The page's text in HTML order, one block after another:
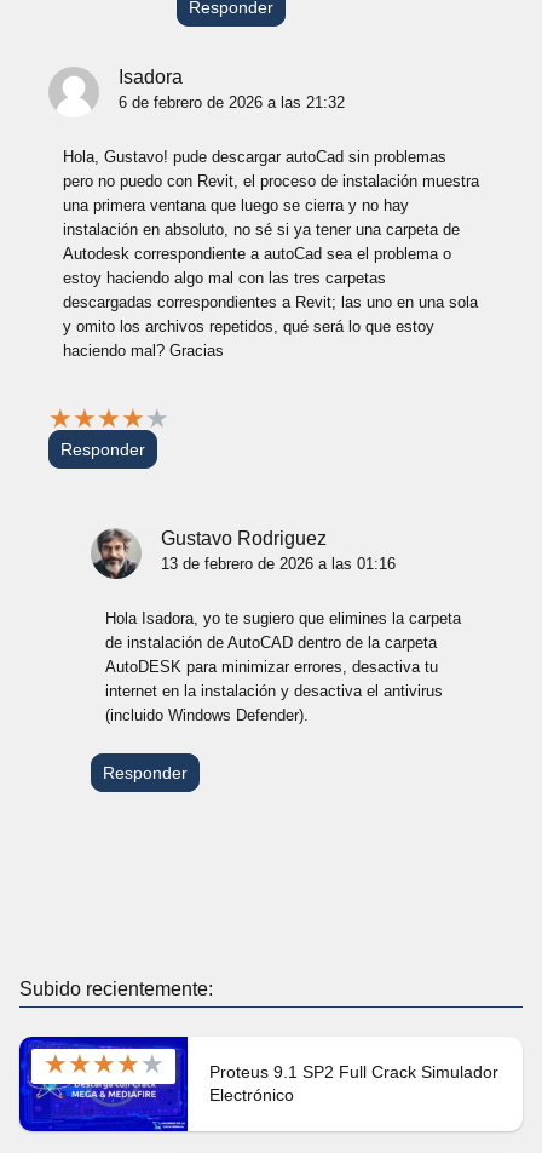
Responder
Isadora
6 de febrero de 2026 a las 21:32
Hola, Gustavo! pude descargar autoCad sin problemas
pero no puedo con Revit, el proceso de instalación muestra
una primera ventana que luego se cierra y no hay
instalación en absoluto, no sé si ya tener una carpeta de
Autodesk correspondiente a autoCad sea el problema o
estoy haciendo algo mal con las tres carpetas
descargadas correspondientes a Revit; las uno en una sola
y omito los archivos repetidos, qué será lo que estoy
haciendo mal? Gracias
★★★★★
Responder
Gustavo Rodriguez
13 de febrero de 2026 a las 01:16
Hola Isadora, yo te sugiero que elimines la carpeta
de instalación de AutoCAD dentro de la carpeta
AutoDESK para minimizar errores, desactiva tu
internet en la instalación y desactiva el antivirus
(incluido Windows Defender).
Responder
Subido recientemente:
★★★★★
Proteus 9.1 SP2 Full Crack Simulador
Electrónico